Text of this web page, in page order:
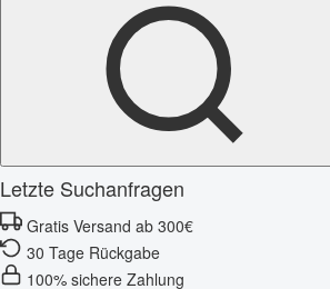
Letzte Suchanfragen
Gratis Versand ab 300€
30 Tage Rückgabe
100% sichere Zahlung